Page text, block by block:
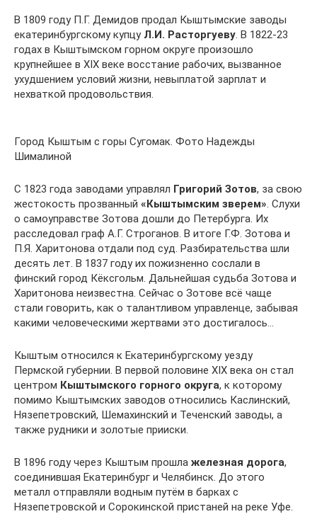
В 1809 году П.Г. Демидов продал Кыштымские заводы
екатеринбургскому купцу Л.И. Расторгуеву. В 1822-23
годах в Кыштымском горном округе произошло
крупнейшее в XIX веке восстание рабочих, вызванное
ухудшением условий жизни, невыплатой зарплат и
нехваткой продовольствия.
Город Кыштым с горы Сугомак. Фото Надежды
Шималиной
С 1823 года заводами управлял Григорий Зотов, за свою
жестокость прозванный «Кыштымским зверем». Слухи
о самоуправстве Зотова дошли до Петербурга. Их
расследовал граф А.Г. Строганов. В итоге Г.Ф. Зотова и
П.Я. Харитонова отдали под суд. Разбирательства шли
десять лет. В 1837 году их пожизненно сослали в
финский город Кёксгольм. Дальнейшая судьба Зотова и
Харитонова неизвестна. Сейчас о Зотове всё чаще
стали говорить, как о талантливом управленце, забывая
какими человеческими жертвами это достигалось…
Кыштым относился к Екатеринбургскому уезду
Пермской губернии. В первой половине XIX века он стал
центром Кыштымского горного округа, к которому
помимо Кыштымских заводов относились Каслинский,
Нязепетровский, Шемахинский и Теченский заводы, а
также рудники и золотые прииски.
В 1896 году через Кыштым прошла железная дорога,
соединившая Екатеринбург и Челябинск. До этого
металл отправляли водным путём в барках с
Нязепетровской и Сорокинской пристаней на реке Уфе.